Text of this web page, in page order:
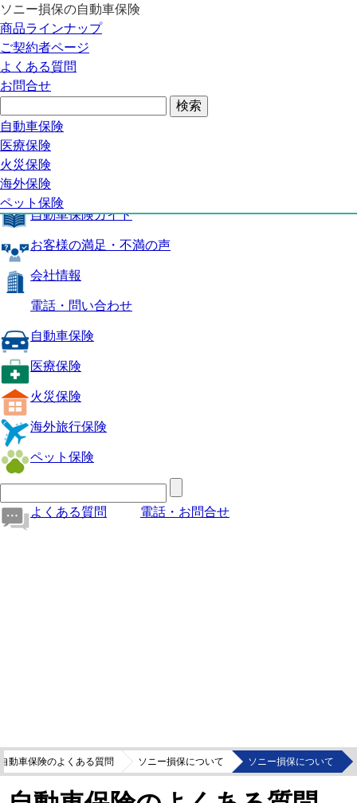
ソニー損保の自動車保険
商品ラインナップ
ご契約者ページ
よくある質問
お問合せ
自動車保険
医療保険
火災保険
海外保険
ペット保険
自動車保険トップ
商品の特長
補償内容
自動車保険ガイド
お客様の満足・不満の声
自動車保険トップ
商品の特長
補償内容
自動車保険ガイド
お客様の満足・不満の声
会社情報
電話・問い合わせ
自動車保険
医療保険
火災保険
海外旅行保険
ペット保険
よくある質問 電話・お問合せ
自動車保険のよくある質問 ソニー損保について ソニー損保について